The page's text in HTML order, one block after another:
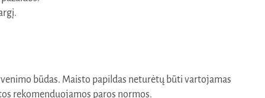
būdas. Maisto papildas neturėtų būti vartojamas
rekomenduojamos paros normos.